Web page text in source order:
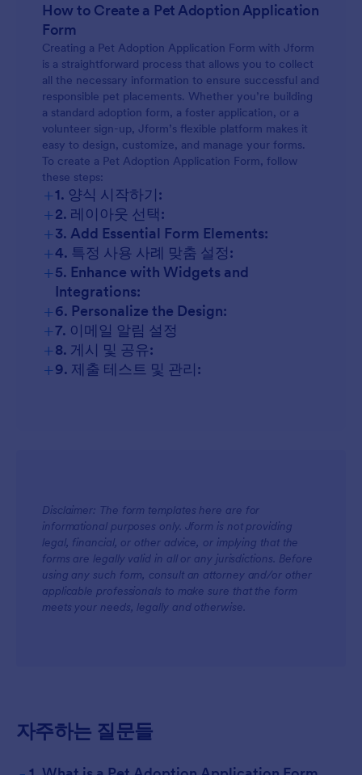
How to Create a Pet Adoption Application
Form
Creating a Pet Adoption Application Form with Jform
is a straightforward process that allows you to collect
all the necessary information to ensure successful and
responsible pet placements. Whether you’re building
a standard adoption form, a foster application, or a
volunteer sign-up, Jform’s flexible platform makes it
easy to design, customize, and manage your forms.
To create a Pet Adoption Application Form, follow
these steps:
+1. 양식 시작하기:
+2. 레이아웃 선택:
+3. Add Essential Form Elements:
+4. 특정 사용 사례 맞춤 설정:
+5. Enhance with Widgets and
Integrations:
+6. Personalize the Design:
+7. 이메일 알림 설정
+8. 게시 및 공유:
+9. 제출 테스트 및 관리:
Disclaimer: The form templates here are for
informational purposes only. Jform is not providing
legal, financial, or other advice, or implying that the
forms are legally valid in all or any jurisdictions. Before
using any such form, consult an attorney and/or other
applicable professionals to make sure that the form
meets your needs, legally and otherwise.
자주하는 질문들